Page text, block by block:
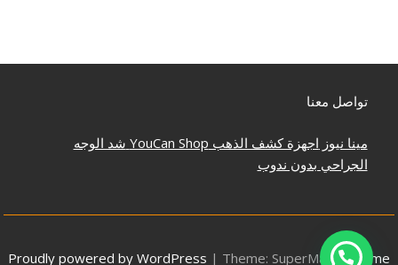
تواصل معنا
مينا نيوز اجهزة كشف الذهب YouCan Shop شد الوجه
الجراحي بدون ندوب
Proudly powered by WordPress | Theme: SuperMag by Acme